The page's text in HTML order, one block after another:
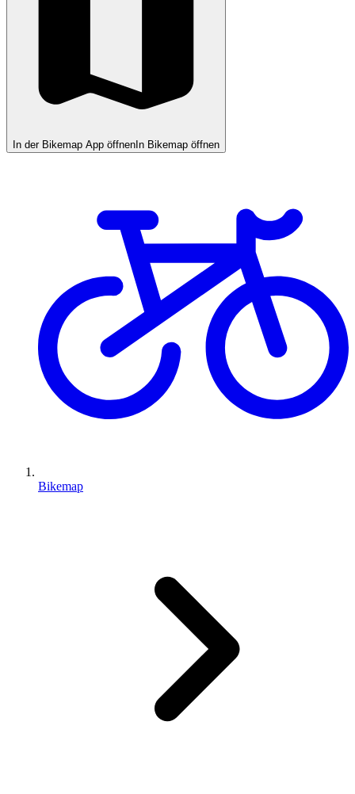
In der Bikemap App öffnen In Bikemap öffnen
Bikemap